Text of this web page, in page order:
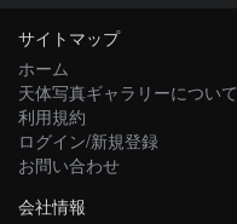
サイトマップ
ホーム
天体写真ギャラリーについて
利用規約
ログイン/新規登録
お問い合わせ
会社情報